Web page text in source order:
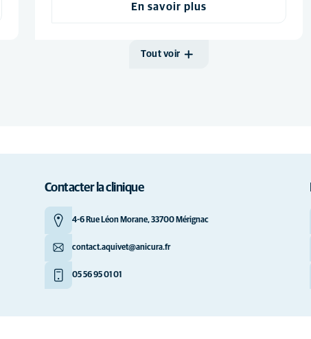
En savoir plus
Tout voir
Contacter la clinique
4-6 Rue Léon Morane, 33700 Mérignac
contact.aquivet@anicura.fr
05 56 95 01 01